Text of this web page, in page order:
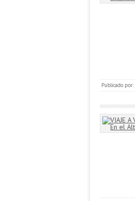
Publicado por: